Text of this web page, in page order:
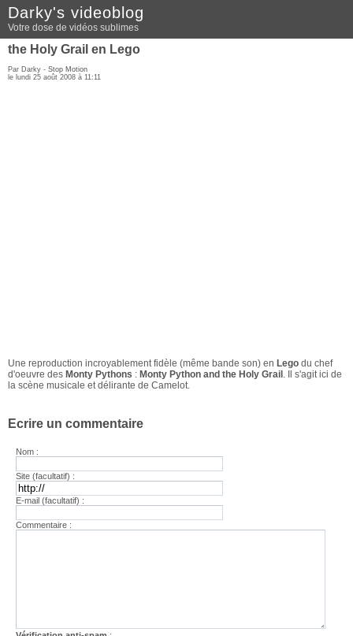
Darky's videoblog
Votre dose de vidéos sublimes
the Holy Grail en Lego
Par Darky - Stop Motion
le lundi 25 août 2008 à 11:11
Une reproduction incroyablement fidèle (même bande son) en Lego du chef
d'oeuvre des Monty Pythons : Monty Python and the Holy Grail . Il s'agit ici de
la scène musicale et délirante de Camelot.
Ecrire un commentaire
Nom :
Site (facultatif) :
E-mail (facultatif) :
Commentaire :